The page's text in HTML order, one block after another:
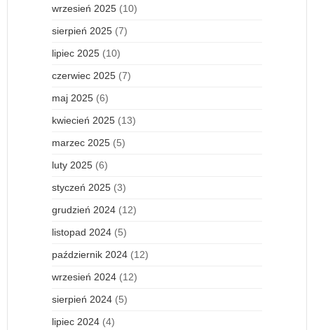
wrzesień 2025 (10)
sierpień 2025 (7)
lipiec 2025 (10)
czerwiec 2025 (7)
maj 2025 (6)
kwiecień 2025 (13)
marzec 2025 (5)
luty 2025 (6)
styczeń 2025 (3)
grudzień 2024 (12)
listopad 2024 (5)
październik 2024 (12)
wrzesień 2024 (12)
sierpień 2024 (5)
lipiec 2024 (4)